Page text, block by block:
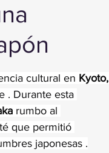
cultural en Kyoto,
. Durante esta
rumbo al
que permitió
japonesas .